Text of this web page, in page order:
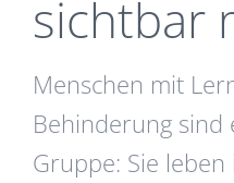
sichtbar
Menschen mit
Behinderung sind
Gruppe: Sie